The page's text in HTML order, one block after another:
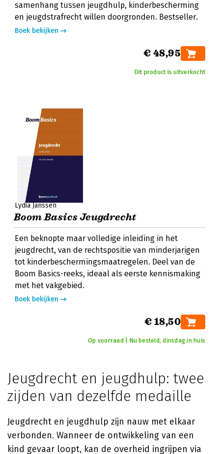
samenhang tussen jeugdhulp, kinderbescherming
en jeugdstrafrecht willen doorgronden. Bestseller.
Boek bekijken
€ 48,95
Dit product is uitverkocht
Lydia Janssen
Boom Basics Jeugdrecht
Een beknopte maar volledige inleiding in het
jeugdrecht, van de rechtspositie van minderjarigen
tot kinderbeschermingsmaatregelen. Deel van de
Boom Basics-reeks, ideaal als eerste kennismaking
met het vakgebied.
Boek bekijken
€ 18,50
Op voorraad | Nu besteld, dinsdag in huis
Jeugdrecht en jeugdhulp: twee
zijden van dezelfde medaille
Jeugdrecht en jeugdhulp zijn nauw met elkaar
verbonden. Wanneer de ontwikkeling van een
kind gevaar loopt, kan de overheid ingrijpen via